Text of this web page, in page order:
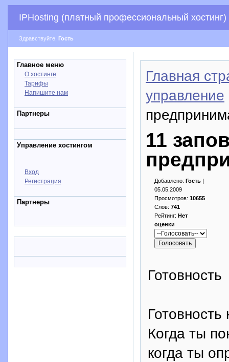
IPHosting (платный профессиональный хостинг)
Здравствуйте, Гость
Главное меню
О хостинге
Тарифы
Напишите нам
Партнеры
Управление хостингом
Вход
Регистрация
Партнеры
Главная
управление
11
Добавлено: Гость |
05.05.2009
Просмотров: 10655
Слов: 741
Рейтинг: Нет
оценки
Готовность
Когда ты
когда ты